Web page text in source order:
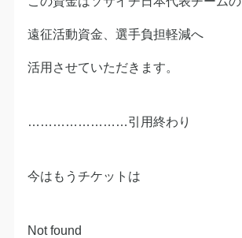
遠征活動資金、選手負担軽減へ
活用させていただきます。
……………………引用終わり
今はもうチケットは
Not found